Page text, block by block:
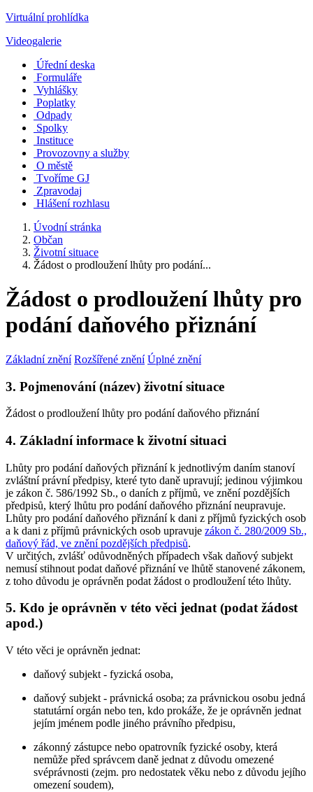
Virtuální prohlídka
Videogalerie
Úřední deska
Formuláře
Vyhlášky
Poplatky
Odpady
Spolky
Instituce
Provozovny a služby
O městě
Tvoříme GJ
Zpravodaj
Hlášení rozhlasu
Úvodní stránka
Občan
Životní situace
Žádost o prodloužení lhůty pro podání...
Žádost o prodloužení lhůty pro
podání daňového přiznání
Základní znění Rozšířené znění Úplné znění
3. Pojmenování (název) životní situace
Žádost o prodloužení lhůty pro podání daňového přiznání
4. Základní informace k životní situaci
Lhůty pro podání daňových přiznání k jednotlivým daním stanoví
zvláštní právní předpisy, které tyto daně upravují; jedinou výjimkou
je zákon č. 586/1992 Sb., o daních z příjmů, ve znění pozdějších
předpisů, který lhůtu pro podání daňového přiznání neupravuje.
Lhůty pro podání daňového přiznání k dani z příjmů fyzických osob
a k dani z příjmů právnických osob upravuje zákon č. 280/2009 Sb.,
daňový řád, ve znění pozdějších předpisů.
V určitých, zvlášť odůvodněných případech však daňový subjekt
nemusí stihnout podat daňové přiznání ve lhůtě stanovené zákonem,
z toho důvodu je oprávněn podat žádost o prodloužení této lhůty.
5. Kdo je oprávněn v této věci jednat (podat žádost
apod.)
V této věci je oprávněn jednat:
daňový subjekt - fyzická osoba,
daňový subjekt - právnická osoba; za právnickou osobu jedná
statutární orgán nebo ten, kdo prokáže, že je oprávněn jednat
jejím jménem podle jiného právního předpisu,
zákonný zástupce nebo opatrovník fyzické osoby, která
nemůže před správcem daně jednat z důvodu omezené
svéprávnosti (zejm. pro nedostatek věku nebo z důvodu jejího
omezení soudem),